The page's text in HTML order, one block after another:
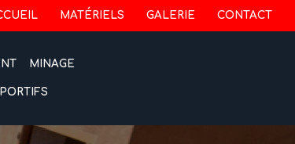
MATÉRIELS GALERIE CONTACT
MINAGE